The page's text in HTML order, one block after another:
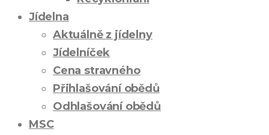
Jídelna
Aktuálně z jídelny
Jídelníček
Cena stravného
Přihlašování obědů
Odhlašování obědů
MSC